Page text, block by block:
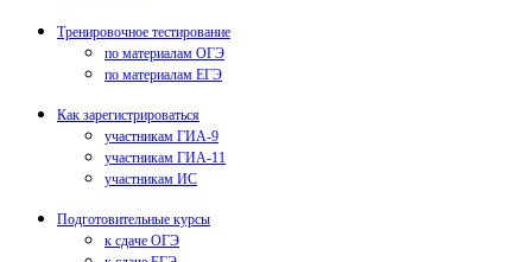
Тренировочное тестирование
по материалам ОГЭ
по материалам ЕГЭ
Как зарегистрироваться
участникам ГИА-9
участникам ГИА-11
участникам ИС
Подготовительные курсы
к сдаче ОГЭ